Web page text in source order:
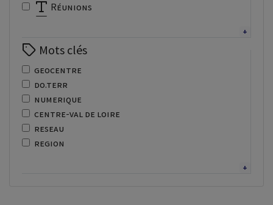
Réunions
Mots clés
geocentre
do.terr
numerique
centre-val de loire
reseau
region